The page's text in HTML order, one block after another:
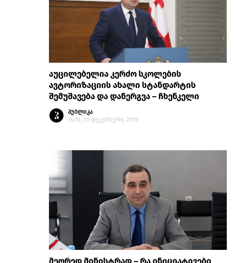
აუცილებელია კერძო სკოლების
ავტორიზაციის ახალი სტანდარტის
შემუშავება და დანერგვა – ჩხენკელი
პუბლიკა
15:10, 20 დეკემბერი, 2019